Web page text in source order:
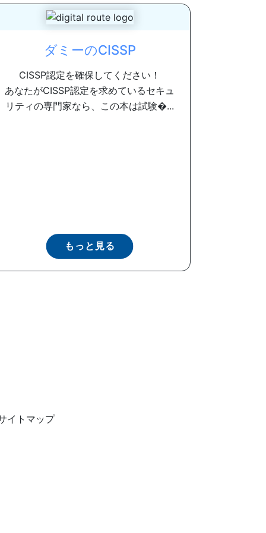
ダミーのCISSP
CISSP認定を確保してください！
あなたがCISSP認定を求めているセキュ
リティの専門家なら、この本は試験�...
もっと見る
イトマップ